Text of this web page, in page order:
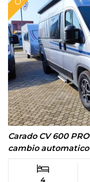
Carado CV 600
cambio automatico
4